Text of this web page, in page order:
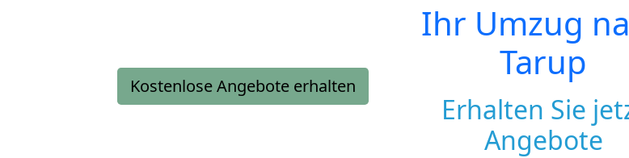
Kostenlose Angebote erhalten
Ihr Umzug
Tarup
Erhalten Sie
Angebote